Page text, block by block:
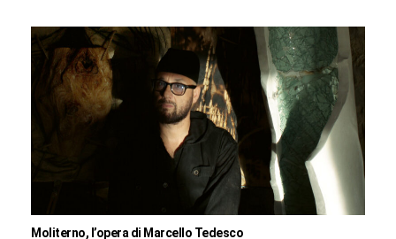
Moliterno, l’opera di Marcello Tedesco